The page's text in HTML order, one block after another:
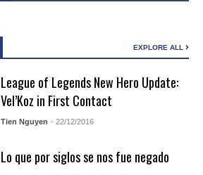
EXPLORE ALL
League of Legends New Hero Update:
Vel’Koz in First Contact
Tien Nguyen - 22/12/2016
Lo que por siglos se nos fue negado